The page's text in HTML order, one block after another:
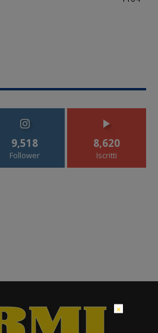
9,518
Follower
8,620
Iscritti
×